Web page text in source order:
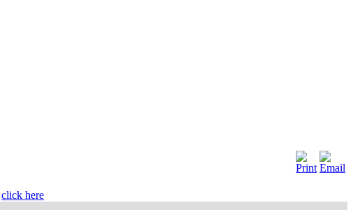
click here